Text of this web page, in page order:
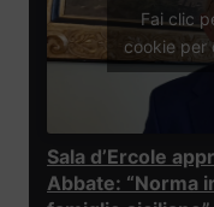
Fai clic
cookie per
Sala d’Ercole
Abbate: “Norma